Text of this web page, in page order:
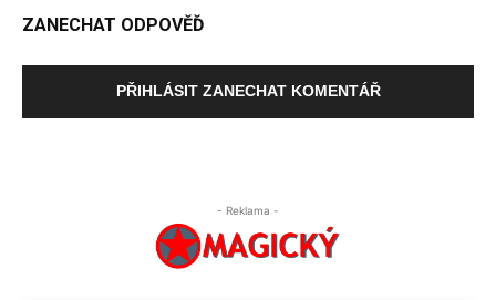
- Reklama -
ZANECHAT ODPOVĚĎ
PŘIHLÁSIT ZANECHAT KOMENTÁŘ